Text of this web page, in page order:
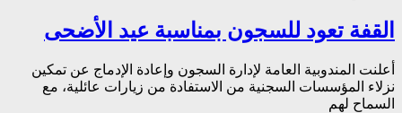
القفة تعود للسجون بمناسبة عيد الأضحى
أعلنت المندوبية العامة لإدارة السجون وإعادة الإدماج عن تمكين
نزلاء المؤسسات السجنية من الاستفادة من زيارات عائلية، مع
السماح لهم